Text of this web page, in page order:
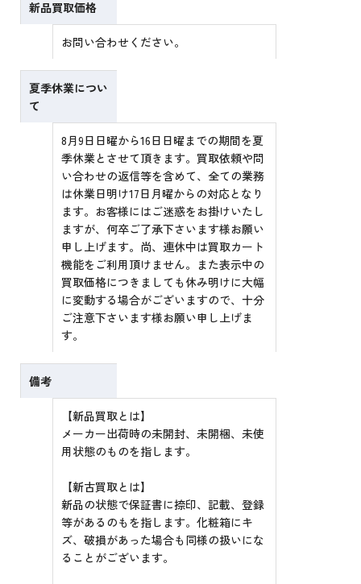
新品買取価格
お問い合わせください。
夏季休業につい
て
8月9日日曜から16日日曜までの期間を夏
季休業とさせて頂きます。買取依頼や問
い合わせの返信等を含めて、全ての業務
は休業日明け17日月曜からの対応となり
ます。お客様にはご迷惑をお掛けいたし
ますが、何卒ご了承下さいます様お願い
申し上げます。尚、連休中は買取カート
機能をご利用頂けません。また表示中の
買取価格につきましても休み明けに大幅
に変動する場合がございますので、十分
ご注意下さいます様お願い申し上げま
す。
備考
【新品買取とは】
メーカー出荷時の未開封、未開梱、未使
用状態のものを指します。
【新古買取とは】
新品の状態で保証書に捺印、記載、登録
等があるのもを指します。化粧箱にキ
ズ、破損があった場合も同様の扱いにな
ることがございます。